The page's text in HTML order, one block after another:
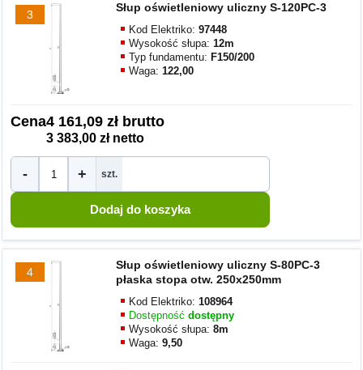
3
Słup oświetleniowy uliczny S-120PC-3
Kod Elektriko:97448
Wysokość słupa:12m
Typ fundamentu: F150/200
Waga:122,00
Cena4 161,09 zł brutto
3 383,00 zł netto
- + szt.
4
Słup oświetleniowy uliczny S-80PC-3
płaska stopa otw. 250x250mm
Kod Elektriko:108964
Dostępnośćdostępny
Wysokość słupa:8m
Waga:9,50